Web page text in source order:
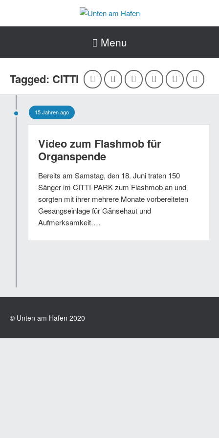
Menu
Tagged: CITTI
15 Jahren ago
Video zum Flashmob für
Organspende
Bereits am Samstag, den 18. Juni traten 150
Sänger im CITTI-PARK zum Flashmob an und
sorgten mit ihrer mehrere Monate vorbereiteten
Gesangseinlage für Gänsehaut und
Aufmerksamkeit….
© Unten am Hafen 2020